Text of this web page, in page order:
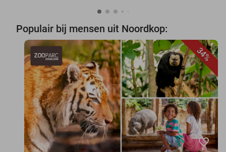
Populair bij mensen uit Noordkop:
34%
favorite_border